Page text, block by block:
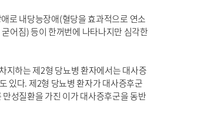
로 내당능장애(혈당을 효과적으로 연소
어짐) 등이 한꺼번에 나타나지만 심각한
지하는 제2형 당뇨병 환자에서는 대사증
있다. 제2형 당뇨병 환자가 대사증후군
성질환을 가진 이가 대사증후군을 동반